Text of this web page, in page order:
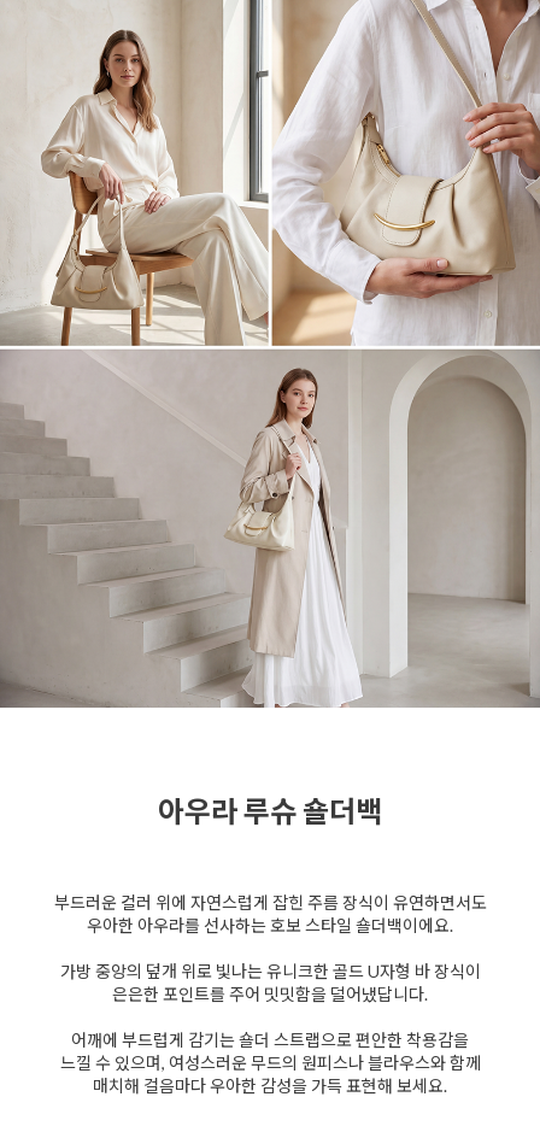
아우라 루슈 숄더백
부드러운 컬러 위에 자연스럽게 잡힌 주름 장식이 유연하면서도
우아한 아우라를 선사하는 호보 스타일 숄더백이에요.
가방 중앙의 덮개 위로 빛나는 유니크한 골드 U자형 바 장식이
은은한 포인트를 주어 밋밋함을 덜어냈답니다.
어깨에 부드럽게 감기는 숄더 스트랩으로 편안한 착용감을
느낄 수 있으며, 여성스러운 무드의 원피스나 블라우스와 함께
매치해 걸음마다 우아한 감성을 가득 표현해 보세요.